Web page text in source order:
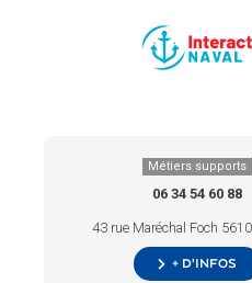
Métiers supports
06 34 54 60 88
43 rue Maréchal Foch
+ d’infos